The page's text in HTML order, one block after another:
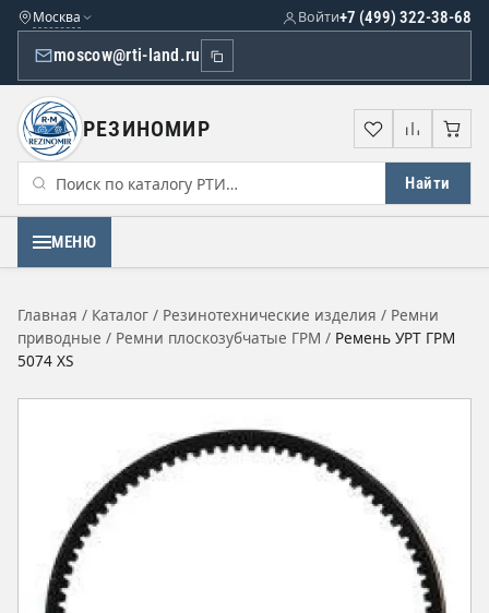
Москва
moscow@rti-land.ru
+7 (499) 322-38-68
Войти
РЕЗИНОМИР
Найти
Избранное
МЕНЮ
Главная / Каталог / Резинотехнические изделия / Ремни
приводные / Ремни плоскозубчатые ГРМ / Ремень УРТ ГРМ
5074 XS